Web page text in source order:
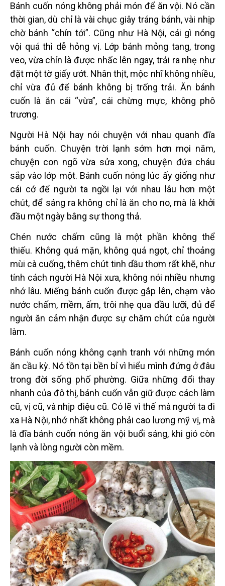
Bánh cuốn nóng không phải món để ăn vội. Nó cần
thời gian, dù chỉ là vài chục giây tráng bánh, vài nhịp
chờ bánh “chín tới”. Cũng như Hà Nội, cái gì nóng
vội quá thì dễ hỏng vị. Lớp bánh mỏng tang, trong
veo, vừa chín là được nhấc lên ngay, trải ra nhẹ như
đặt một tờ giấy ướt. Nhân thịt, mộc nhĩ không nhiều,
chỉ vừa đủ để bánh không bị trống trải. Ăn bánh
cuốn là ăn cái “vừa”, cái chừng mực, không phô
trương.
Người Hà Nội hay nói chuyện với nhau quanh đĩa
bánh cuốn. Chuyện trời lạnh sớm hơn mọi năm,
chuyện con ngõ vừa sửa xong, chuyện đứa cháu
sắp vào lớp một. Bánh cuốn nóng lúc ấy giống như
cái cớ để người ta ngồi lại với nhau lâu hơn một
chút, để sáng ra không chỉ là ăn cho no, mà là khởi
đầu một ngày bằng sự thong thả.
Chén nước chấm cũng là một phần không thể
thiếu. Không quá mặn, không quá ngọt, chỉ thoảng
mùi cà cuống, thêm chút tinh dầu thơm rất khẽ, như
tính cách người Hà Nội xưa, không nói nhiều nhưng
nhớ lâu. Miếng bánh cuốn được gắp lên, chạm vào
nước chấm, mềm, ấm, trôi nhẹ qua đầu lưỡi, đủ để
người ăn cảm nhận được sự chăm chút của người
làm.
Bánh cuốn nóng không cạnh tranh với những món
ăn cầu kỳ. Nó tồn tại bền bỉ vì hiểu mình đứng ở đâu
trong đời sống phố phường. Giữa những đổi thay
nhanh của đôthị, bánh cuốn vẫn giữ được cách làm
cũ, vị cũ, và nhịp điệu cũ. Có lẽ vì thế mà người ta đi
xa Hà Nội, nhớ nhất không phải cao lương mỹ vị, mà
là đĩa bánh cuốn nóng ăn vội buổi sáng, khi gió còn
lạnh và lòng người còn mềm.